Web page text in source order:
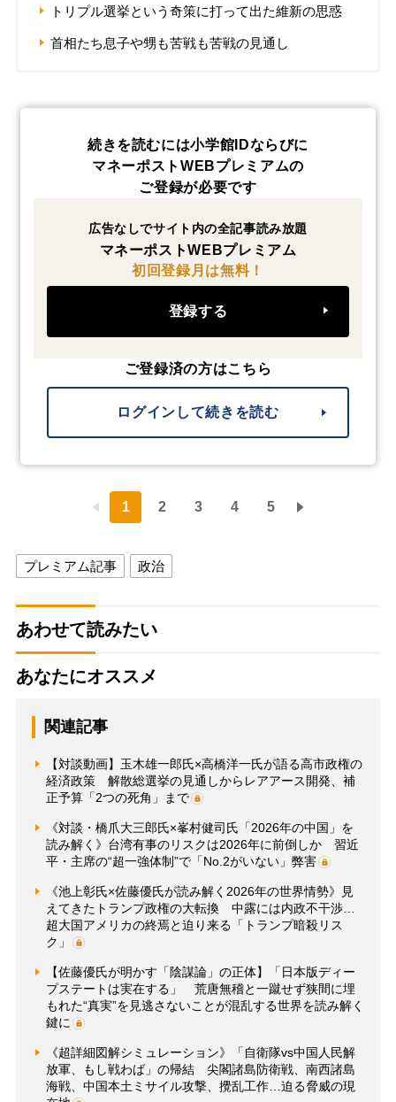
トリプル選挙という奇策に打って出た維新の思惑
首相たち息子や甥も苦戦も苦戦の見通し
続きを読むには小学館IDならびに
マネーポストWEBプレミアムの
ご登録が必要です
広告なしでサイト内の全記事読み放題
マネーポストWEBプレミアム
初回登録月は無料！
登録する
ご登録済の方はこちら
ログインして続きを読む
1 2 3 4 5
プレミアム記事 政治
あわせて読みたい
あなたにオススメ
関連記事
【対談動画】玉木雄一郎氏×高橋洋一氏が語る高市政権の
経済政策 解散総選挙の見通しからレアアース開発、補
正予算「2つの死角」まで
《対談・橋爪大三郎氏×峯村健司氏「2026年の中国」を
読み解く》台湾有事のリスクは2026年に前倒しか 習近
平・主席の“超一強体制”で「No.2がいない」弊害
《池上彰氏×佐藤優氏が読み解く2026年の世界情勢》見
えてきたトランプ政権の大転換 中露には内政不干渉…
超大国アメリカの終焉と迫り来る「トランプ暗殺リス
ク」
【佐藤優氏が明かす「陰謀論」の正体】「日本版ディー
プステートは実在する」 荒唐無稽と一蹴せず狭間に埋
もれた“真実”を見逃さないことが混乱する世界を読み解く
鍵に
《超詳細図解シミュレーション》「自衛隊vs中国人民解
放軍、もし戦わば」の帰結 尖閣諸島防衛戦、南西諸島
海戦、中国本土ミサイル攻撃、攪乱工作…迫る脅威の現